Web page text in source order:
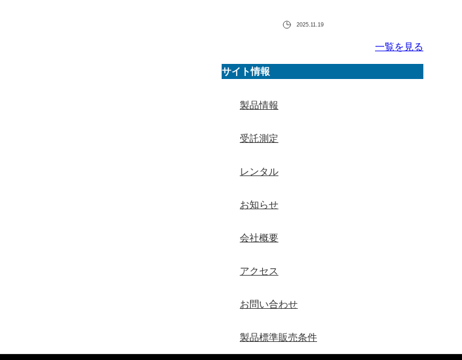
2025.11.19
一覧を見る
サイト情報
製品情報
受託測定
レンタル
お知らせ
会社概要
アクセス
お問い合わせ
製品標準販売条件